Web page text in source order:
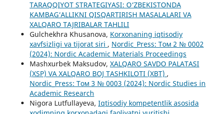
TARAQQIYOT STRATEGIYASI: O‘ZBEKISTONDA
KAMBAG‘ALLIKNI QISQARTIRISH MASALALARI VA
XALQARO TAJRIBALAR TAHLILI
Gulchekhra Khusanova, Korxonaning iqtisodiy
xavfsizligi va tijorat siri , Nordic_Press: Том 2 № 0002
(2024): Nordic Academic Materials Proceedings
Mashxurbek Maksudov, XALQARO SAVDO PALATASI
(XSP) VA XALQARO BOJ TASHKILOTI (XBT) ,
Nordic_Press: Том 3 № 0003 (2024): Nordic Studies in
Academic Research
Nigora Lutfullayeva, Iqtisodiy kompetentlik asosida